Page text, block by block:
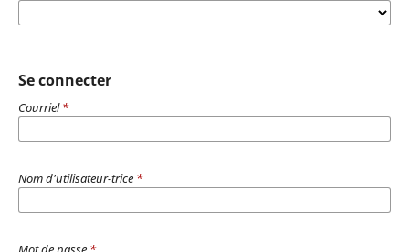
Se connecter
Courriel*
Nom d'utilisateur-trice *